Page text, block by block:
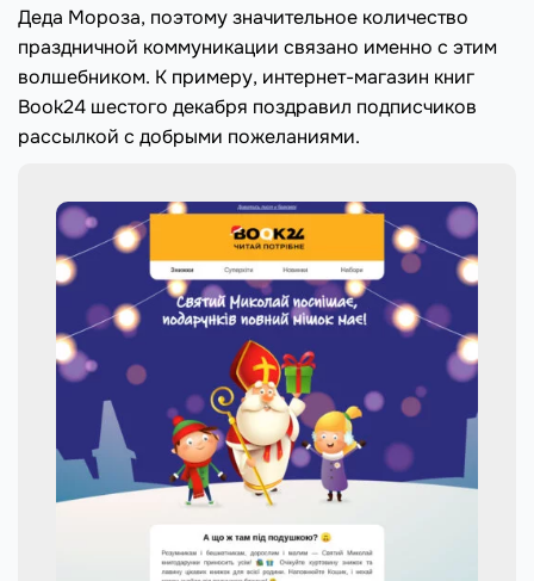
Деда Мороза, поэтому значительное количество
праздничной коммуникации связано именно с этим
волшебником. К примеру, интернет-магазин книг
Book24 шестого декабря поздравил подписчиков
рассылкой с добрыми пожеланиями.